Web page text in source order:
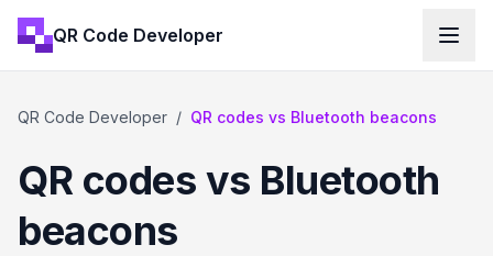
QR Code Developer
QR Code Developer / QR codes vs Bluetooth beacons
QR codes vs Bluetooth
beacons